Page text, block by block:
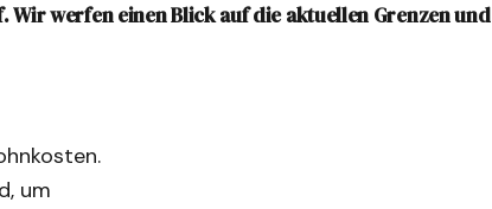
werfen einen Blick auf die aktuellen Grenzen und
um